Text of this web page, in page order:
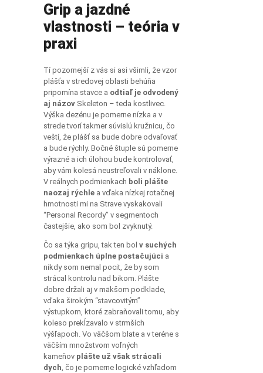
Grip a jazdné
vlastnosti – teória v
praxi
Tí pozornejší z vás si asi všimli, že vzor
plášťa v stredovej oblasti behúňa
pripomína stavce a odtiaľ je odvodený
aj názov Skeleton – teda kostlivec.
Výška dezénu je pomerne nízka a v
strede tvorí takmer súvislú kružnicu, čo
veští, že plášť sa bude dobre odvaľovať
a bude rýchly. Bočné štuple sú pomerne
výrazné a ich úlohou bude kontrolovať,
aby vám kolesá neustreľovali v náklone.
V reálnych podmienkach boli plášte
naozaj rýchle a vďaka nízkej rotačnej
hmotnosti mi na Strave vyskakovali
“Personal Recordy” v segmentoch
častejšie, ako som bol zvyknutý.
Čo sa týka gripu, tak ten bol v suchých
podmienkach úplne postačujúci a
nikdy som nemal pocit, že by som
strácal kontrolu nad bikom. Plášte
dobre držali aj v mäkšom podklade,
vďaka širokým “stavcovitým”
výstupkom, ktoré zabraňovali tomu, aby
koleso prekĺzavalo v strmších
výšľapoch. Vo väčšom blate a v teréne s
väčším množstvom voľných
kameňov plášte už však strácali
dych , čo je pomerne logické vzhľadom